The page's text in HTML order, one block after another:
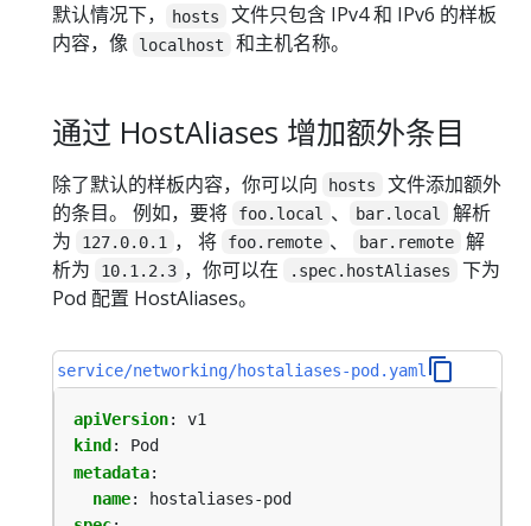
默认情况下， hosts
文件只包含 IPv4 和 IPv6 的样板
内容，像
localhost 和主机名称。
通过 HostAliases 增加额外条目
除了默认的样板内容，你可以向 hosts
文件添加额外
的条目。 例如，要将
foo.local 、 bar.local
解析
为
127.0.0.1 ， 将 foo.remote 、 bar.remote
解
析为
10.1.2.3 ，你可以在 .spec.hostAliases
下为
Pod 配置 HostAliases。
service/networking/hostaliases-pod.yaml
apiVersion:
v1
kind :
Pod
metadata:
name:
hostaliases-pod